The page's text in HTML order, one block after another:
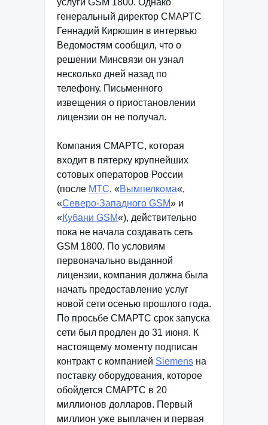
услуги GSM 1800. Однако
генеральный директор СМАРТС
Геннадий Кирюшин в интервью
Ведомостям сообщил, что о
решении Минсвязи он узнал
несколько дней назад по
телефону. Письменного
извещения о приостановлении
лицензии он не получал.
Компания СМАРТС, которая
входит в пятерку крупнейших
сотовых операторов России
(после МТС, «Вымпелкома«,
«Северо-Западного GSM» и
«Кубани GSM«), действительно
пока не начала создавать сеть
GSM 1800. По условиям
первоначально выданной
лицензии, компания должна была
начать предоставление услуг
новой сети осенью прошлого года.
По просьбе СМАРТС срок запуска
сети был продлен до 31 июня. К
настоящему моменту подписан
контракт с компанией Siemens на
поставку оборудования, которое
обойдется СМАРТС в 20
миллионов долларов. Первый
миллион уже выплачен и первая